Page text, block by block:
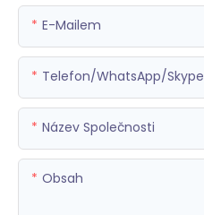
E-Mailem
Telefon/WhatsApp/Skype
Název Společnosti
Obsah